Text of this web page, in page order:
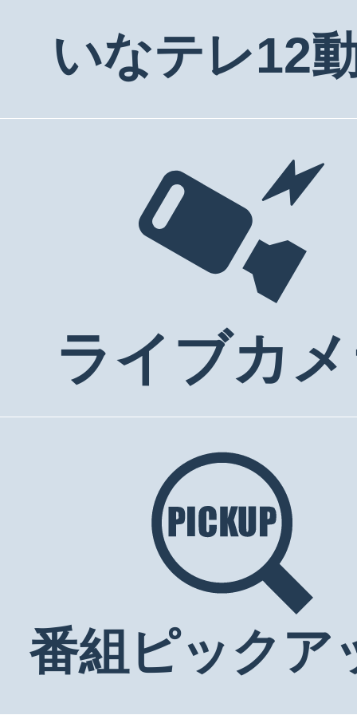
いなテレ12
ライブカ
番組ピックア